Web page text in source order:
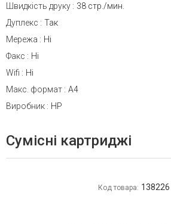
Швидкість друку : 38 стр./мин.
Дуплекс : Так
Мережа : Ні
Факс : Ні
Wifi : Ні
Макс. формат : A4
Виробник : HP
Сумісні картриджі
Код товара: 138226